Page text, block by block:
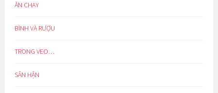
ĂN CHAY
BÌNH VÀ RƯỢU
TRONG VEO…
SÂN HẬN